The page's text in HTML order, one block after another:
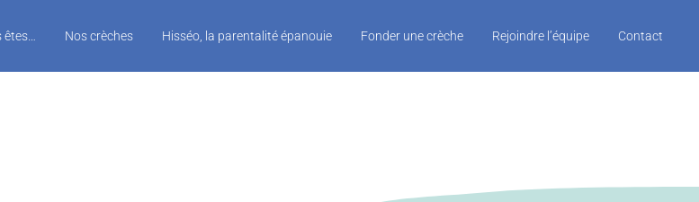
êtes… Nos crèches Hisséo, la parentalité épanouie Fonder une crèche Rejoindre l’équipe Contact